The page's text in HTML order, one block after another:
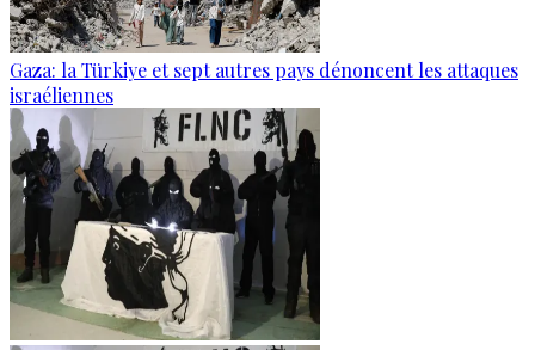
Gaza: la Türkiye et sept autres pays dénoncent les attaques
israéliennes